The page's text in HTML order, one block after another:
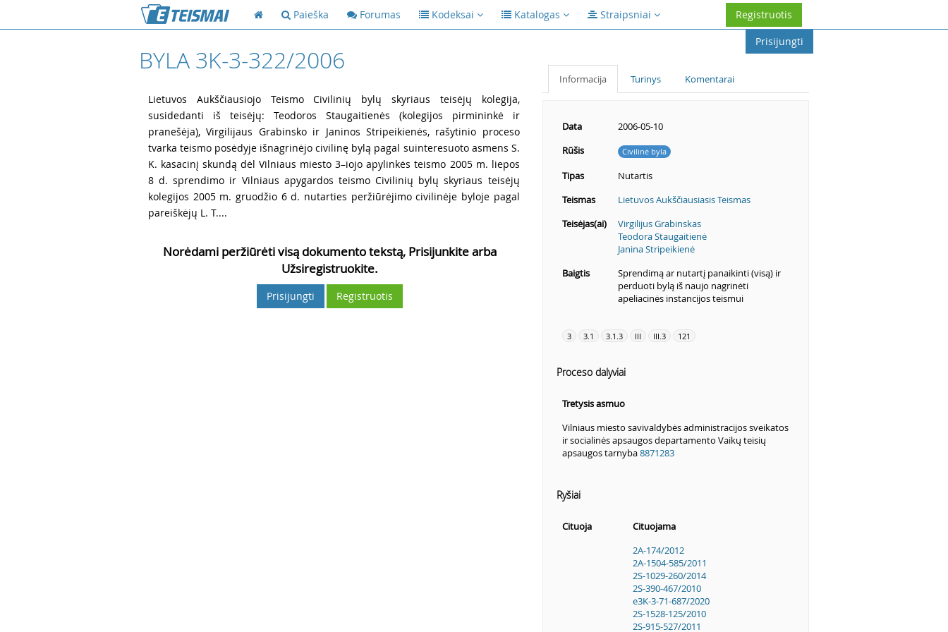
Paieška Forumas Kodeksai Katalogas Straipsniai
Registruotis
Prisijungti
BYLA 3K-3-322/2006
Lietuvos Aukščiausiojo Teismo Civilinių bylų skyriaus teisėjų kolegija,
susidedanti iš teisėjų: Teodoros Staugaitienės (kolegijos pirmininkė ir
pranešėja), Virgilijaus Grabinsko ir Janinos Stripeikienės, rašytinio proceso
tvarka teismo posėdyje išnagrinėjo civilinę bylą pagal suinteresuoto asmens S.
K. kasacinį skundą dėl Vilniaus miesto 3–iojo apylinkės teismo 2005 m. liepos
8 d. sprendimo ir Vilniaus apygardos teismo Civilinių bylų skyriaus teisėjų
kolegijos 2005 m. gruodžio 6 d. nutarties peržiūrėjimo civilinėje byloje pagal
pareiškėjų L. T....
Norėdami peržiūrėti visą dokumento tekstą, Prisijunkite arba
Užsiregistruokite.
Prisijungti Registruotis
Informacija Turinys Komentarai
Data
2006-05-10
Rūšis
Civilinė byla
Tipas
Nutartis
Teismas
Lietuvos Aukščiausiasis Teismas
Teisėjas(ai)
Virgilijus Grabinskas
Teodora Staugaitienė
Janina Stripeikienė
Baigtis
Sprendimą ar nutartį panaikinti (visą) ir
perduoti bylą iš naujo nagrinėti
apeliacinės instancijos teismui
3 3.1 3.1.3 III III.3 121
Proceso dalyviai
Tretysis asmuo
Vilniaus miesto savivaldybės administracijos sveikatos
ir socialinės apsaugos departamento Vaikų teisių
apsaugos tarnyba8871283
Ryšiai
Cituoja
Cituojama
2A-174/2012
2A-1504-585/2011
2S-1029-260/2014
2S-390-467/2010
e3K-3-71-687/2020
2S-1528-125/2010
2S-915-527/2011